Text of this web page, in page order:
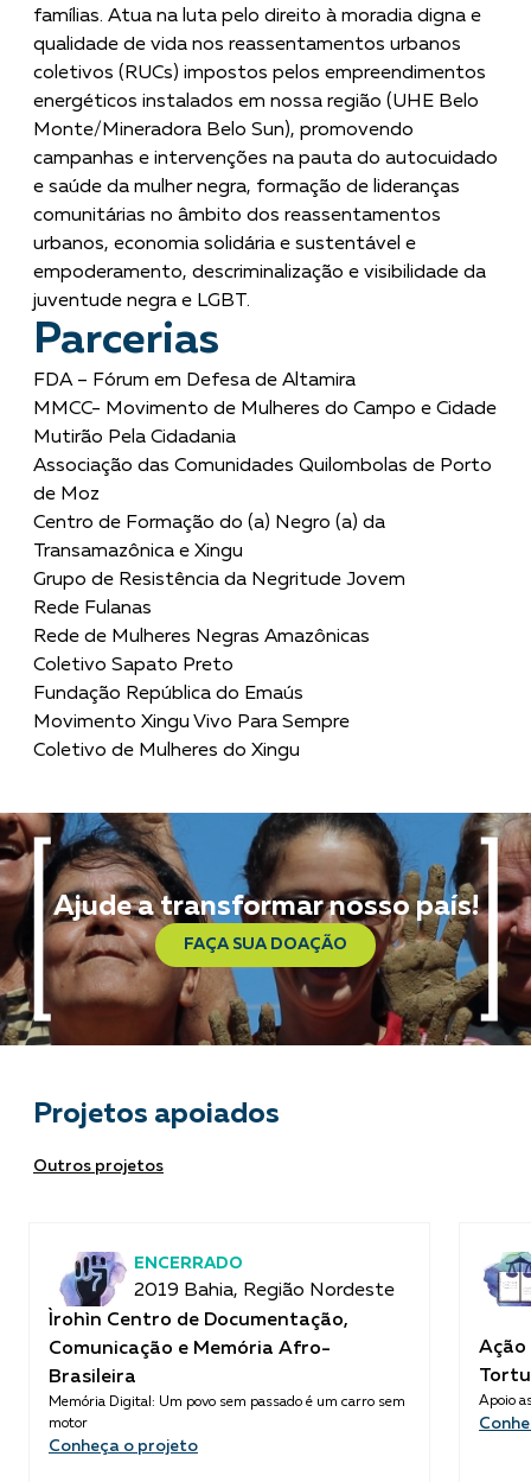
famílias. Atua na luta pelo direito à moradia digna e
qualidade de vida nos reassentamentos urbanos
coletivos (RUCs) impostos pelos empreendimentos
energéticos instalados em nossa região (UHE Belo
Monte/Mineradora Belo Sun), promovendo
campanhas e intervenções na pauta do autocuidado
e saúde da mulher negra, formação de lideranças
comunitárias no âmbito dos reassentamentos
urbanos, economia solidária e sustentável e
empoderamento, descriminalização e visibilidade da
juventude negra e LGBT.
Parcerias
FDA – Fórum em Defesa de Altamira
MMCC- Movimento de Mulheres do Campo e Cidade
Mutirão Pela Cidadania
Associação das Comunidades Quilombolas de Porto
de Moz
Centro de Formação do (a) Negro (a) da
Transamazônica e Xingu
Grupo de Resistência da Negritude Jovem
Rede Fulanas
Rede de Mulheres Negras Amazônicas
Coletivo Sapato Preto
Fundação República do Emaús
Movimento Xingu Vivo Para Sempre
Coletivo de Mulheres do Xingu
Ajude a transformar nosso país!
FAÇA SUA DOAÇÃO
Projetos apoiados
Outros projetos
ENCERRADO
2019 Bahia, Região Nordeste
Ìrohìn Centro de Documentação,
Comunicação e Memória Afro-
Brasileira
Memória Digital: Um povo sem passado é um carro sem
motor
Conheça o projeto
Ação
Apoio